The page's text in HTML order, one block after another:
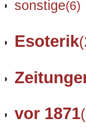
sonstige(6)
Esoterik
vor 1871